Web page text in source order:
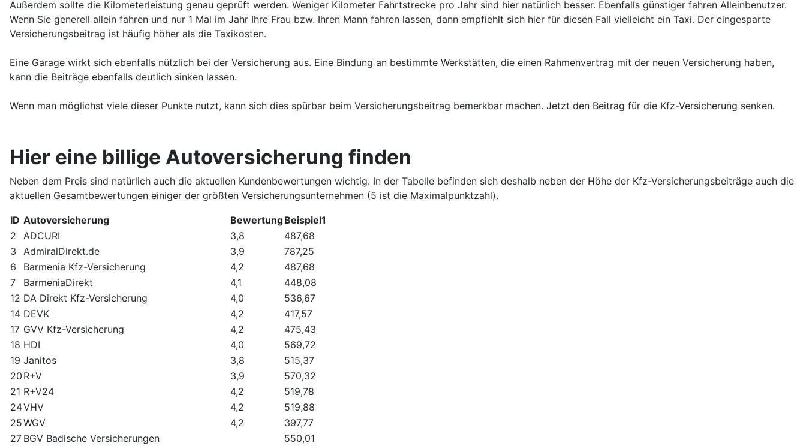
Außerdem sollte die Kilometerleistung genau geprüft werden. Weniger Kilometer Fahrtstrecke pro Jahr sind hier natürlich besser. Ebenfalls günstiger fahren Alleinbenutzer.
Wenn Sie generell allein fahren und nur 1 Mal im Jahr Ihre Frau bzw. Ihren Mann fahren lassen, dann empfiehlt sich hier für diesen Fall vielleicht ein Taxi. Der eingesparte
Versicherungsbeitrag ist häufig höher als die Taxikosten.
Eine Garage wirkt sich ebenfalls nützlich bei der Versicherung aus. Eine Bindung an bestimmte Werkstätten, die einen Rahmenvertrag mit der neuen Versicherung haben,
kann die Beiträge ebenfalls deutlich sinken lassen.
Wenn man möglichst viele dieser Punkte nutzt, kann sich dies spürbar beim Versicherungsbeitrag bemerkbar machen. Jetzt den Beitrag für die Kfz-Versicherung senken.
Hier eine billige Autoversicherung finden
Neben dem Preis sind natürlich auch die aktuellen Kundenbewertungen wichtig. In der Tabelle befinden sich deshalb neben der Höhe der Kfz-Versicherungsbeiträge auch die
aktuellen Gesamtbewertungen einiger der größten Versicherungsunternehmen (5 ist die Maximalpunktzahl).
ID Autoversicherung BewertungBeispiel1
2
ADCURI 3,8
487,68
3
AdmiralDirekt.de 3,9
787,25
6
Barmenia Kfz-Versicherung 4,2
487,68
7
BarmeniaDirekt 4,1
448,08
12 DA Direkt Kfz-Versicherung 4,0
536,67
14 DEVK 4,2
417,57
17 GVV Kfz-Versicherung 4,2
475,43
18 HDI 4,0
569,72
19 Janitos 3,8
515,37
20 R+V 3,9
570,32
21 R+V24 4,2
519,78
24VHV 4,2
519,88
25WGV 4,2
397,77
27 BGV Badische Versicherungen 550,01